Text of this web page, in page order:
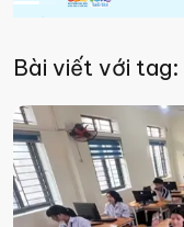
Bài viết với tag: